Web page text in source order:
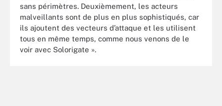
sans périmètres. Deuxièmement, les acteurs
malveillants sont de plus en plus sophistiqués, car
ils ajoutent des vecteurs d’attaque et les utilisent
tous en même temps, comme nous venons de le
voir avec Solorigate ».